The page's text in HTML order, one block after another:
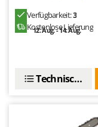
Wiper EcoRobot
Wolf Garten
Verfügbarkeit:3
Kostenlose Lieferung
12. Aug. - 14. Aug.
Technische